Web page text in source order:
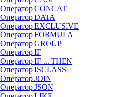
Оператор CONCAT
Оператор DATA
Оператор EXCLUSIVE
Оператор FORMULA
Оператор GROUP
Оператор IF
Оператор IF ... THEN
Оператор ISCLASS
Оператор JOIN
Оператор JSON